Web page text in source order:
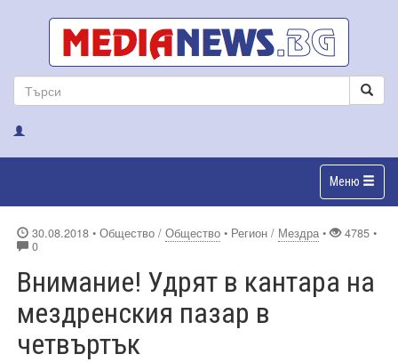
Меню
30.08.2018 • Общество / Общество • Регион / Мездра •
4785 •
0
Внимание! Удрят в кантара на
мездренския пазар в
четвъртък